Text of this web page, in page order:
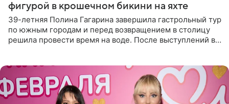
фигурой в крошечном бикини на яхте
39-летняя Полина Гагарина завершила гастрольный тур
по южным городам и перед возвращением в столицу
решила провести время на воде. После выступлений в